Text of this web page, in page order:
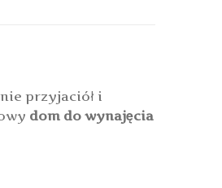
przyjaciół i
dom do wynajęcia